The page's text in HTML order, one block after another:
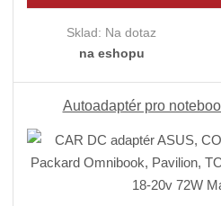
Sklad: Na dotaz
na eshopu
Autoadaptér pro